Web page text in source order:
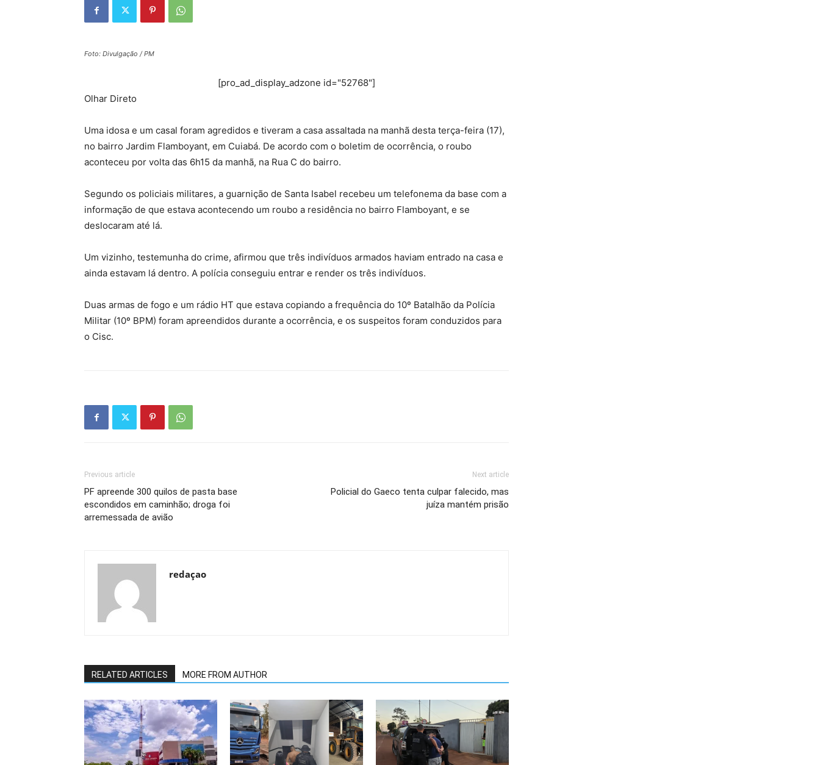
Foto: Divulgação / PM
[pro_ad_display_adzone id="52768"]
Olhar Direto
Uma idosa e um casal foram agredidos e tiveram a casa assaltada na manhã desta terça-feira (17),
no bairro Jardim Flamboyant, em Cuiabá. De acordo com o boletim de ocorrência, o roubo
aconteceu por volta das 6h15 da manhã, na Rua C do bairro.
Segundo os policiais militares, a guarnição de Santa Isabel recebeu um telefonema da base com a
informação de que estava acontecendo um roubo a residência no bairro Flamboyant, e se
deslocaram até lá.
Um vizinho, testemunha do crime, afirmou que três indivíduos armados haviam entrado na casa e
ainda estavam lá dentro. A polícia conseguiu entrar e render os três indivíduos.
Duas armas de fogo e um rádio HT que estava copiando a frequência do 10º Batalhão da Polícia
Militar (10º BPM) foram apreendidos durante a ocorrência, e os suspeitos foram conduzidos para
o Cisc.
Previous article
PF apreende 300 quilos de pasta base
escondidos em caminhão; droga foi
arremessada de avião
Next article
Policial do Gaeco tenta culpar falecido, mas
juíza mantém prisão
redaçao
RELATED ARTICLES MORE FROM AUTHOR